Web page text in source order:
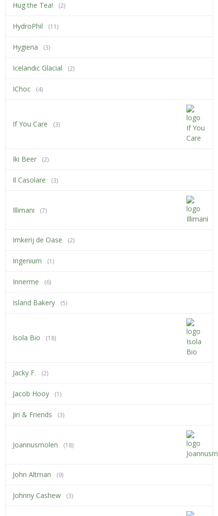
Hug the Tea! (2)
HydroPhil (11)
Hygiena (3)
Icelandic Glacial (2)
IChoc (4)
If You Care (3)
Iki Beer (2)
Il Casolare (3)
Illimani (7)
Imkerij de Oase (2)
Ingenium (1)
Innerme (6)
Island Bakery (5)
Isola Bio (18)
Jacky F. (2)
Jacob Hooy (1)
Jiri & Friends (3)
Joannusmolen (18)
John Altman (9)
Johnny Cashew (3)